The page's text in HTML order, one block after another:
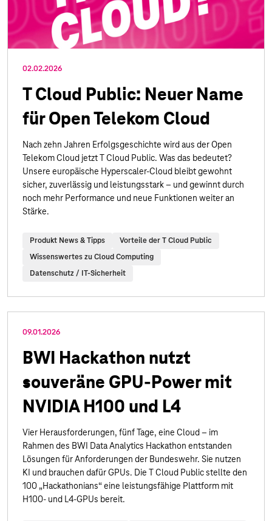
02.02.2026
T Cloud Public: Neuer Name
für Open Telekom Cloud
Nach zehn Jahren Erfolgsgeschichte wird aus der Open
Telekom Cloud jetzt T Cloud Public. Was das bedeutet?
Unsere europäische Hyperscaler-Cloud bleibt gewohnt
sicher, zuverlässig und leistungsstark – und gewinnt durch
noch mehr Performance und neue Funktionen weiter an
Stärke.
Produkt News & Tipps
Vorteile der T Cloud Public
Wissenswertes zu Cloud Computing
Datenschutz / IT-Sicherheit
09.01.2026
BWI Hackathon nutzt
souveräne GPU-Power mit
NVIDIA H100 und L4
Vier Herausforderungen, fünf Tage, eine Cloud – im
Rahmen des BWI Data Analytics Hackathon entstanden
Lösungen für Anforderungen der Bundeswehr. Sie nutzen
KI und brauchen dafür GPUs. Die T Cloud Public stellte den
100 „Hackathonians“ eine leistungsfähige Plattform mit
H100- und L4-GPUs bereit.